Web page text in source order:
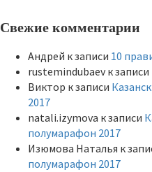
Свежие комментарии
Андрей к записи 10
rustemindubaevк записи
Виктор к записи
2017
natali.izymova к записи
полумарафон 2017
Изюмова Наталья к
полумарафон 2017